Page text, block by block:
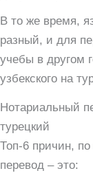
В то же время,
разный, и для
учебы в другом
узбекского на
Нотариальный
турецкий
Топ-6 причин,
перевод – это: